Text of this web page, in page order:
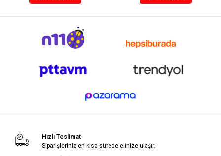
Hızlı Teslimat
Siparişleriniz en kısa sürede elinize ulaşır.